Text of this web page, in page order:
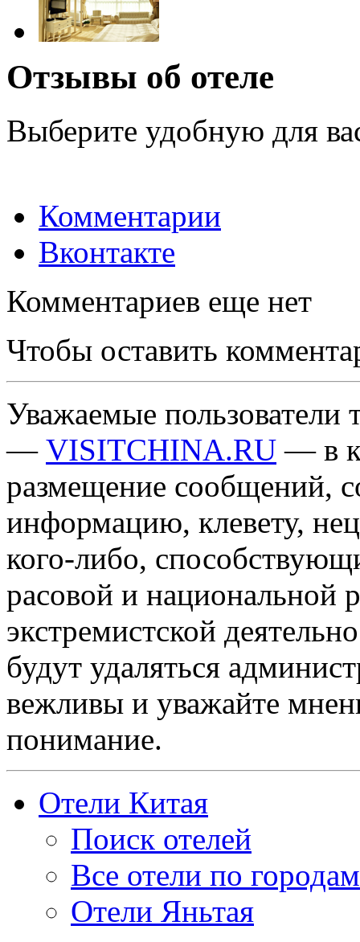
Отзывы об отеле
Выберите удобную для
Комментарии
Вконтакте
Комментариев еще нет
Чтобы оставить
Уважаемые пользователи
— VISITCHINA.RU — в
размещение сообщений,
информацию, клевету,
кого-либо,
расовой и национальной
экстремистской
будут удаляться
вежливы и уважайте
понимание.
Отели Китая
Поиск отелей
Все отели по городам
Отели Яньтая